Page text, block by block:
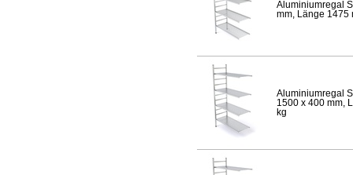
Aluminiumregal
mm, Länge 1475
Aluminiumregal
1500 x 400 mm,
kg